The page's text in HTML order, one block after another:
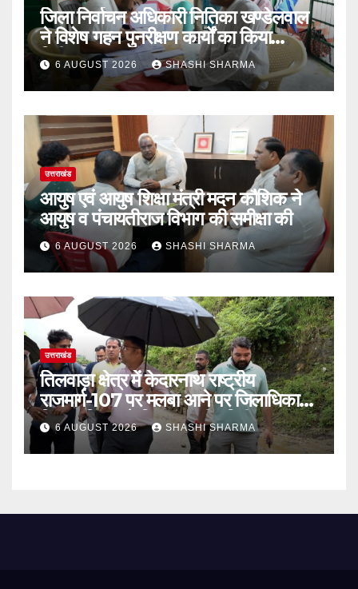
‎जिला निर्वाचन अधिकारी नितिका खण्डेलवाल
ने विशेष गहन पुनरीक्षण कार्यों का किया
निरीक्षण
6 AUGUST 2026 SHASHI SHARMA
उत्तराखंड
आयुष एवं आयुष शिक्षा मंत्री मदन कौशिक ने
आयुष व पंचायतीराज विभाग की समीक्षा की
6 AUGUST 2026 SHASHI SHARMA
उत्तराखंड
तिलवाड़ा क्षेत्र में केदारनाथ राष्ट्रीय
राजमार्ग-107 पर मलबा आने पर जिलाधिकारी
विशाल मिश्रा ने किया स्थलीय निरीक्षण
6 AUGUST 2026 SHASHI SHARMA